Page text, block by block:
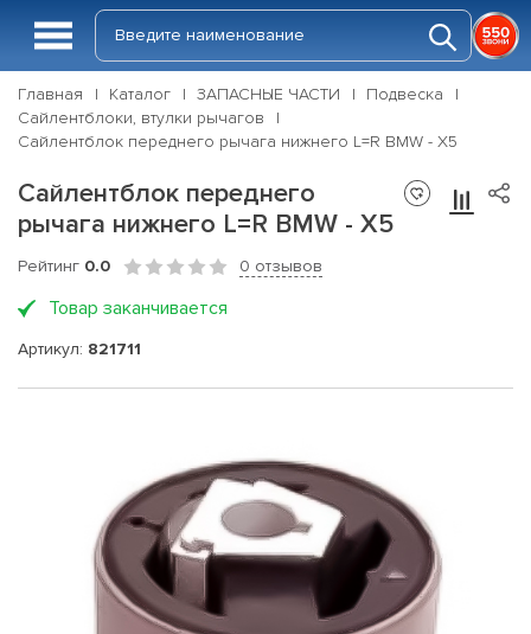
Главная Каталог ЗАПАСНЫЕ ЧАСТИ
Подвеска
Сайлентблоки, втулки рычагов
Сайлентблок переднего рычага нижнего L=R BMW - X5
Сайлентблок переднего
рычага нижнего L=R BMW - X5
Рейтинг 0.0 0 отзывов
Товар заканчивается
Артикул: 821711